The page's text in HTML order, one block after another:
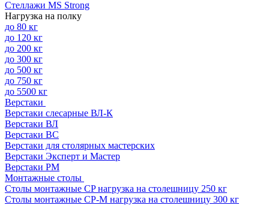
Стеллажи MS Strong
Нагрузка на полку
до 80 кг
до 120 кг
до 200 кг
до 300 кг
до 500 кг
до 750 кг
до 5500 кг
Верстаки
Верстаки слесарные ВЛ-К
Верстаки ВЛ
Верстаки ВС
Верстаки для столярных мастерских
Верстаки Эксперт и Мастер
Верстаки РМ
Монтажные столы
Столы монтажные СP нагрузка на столешницу 250 кг
Столы монтажные СР-М нагрузка на столешницу 300 кг